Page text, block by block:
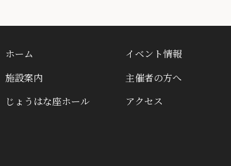
ホーム
施設案内
じょうはな座ホール
イベント情報
主催者の方へ
アクセス